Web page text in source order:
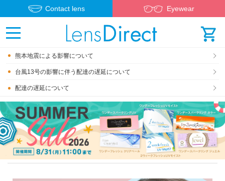
Contact lens Eyewear
熊本地震による影響について
台風13号の影響に伴う配達の遅延について
配達の遅延について